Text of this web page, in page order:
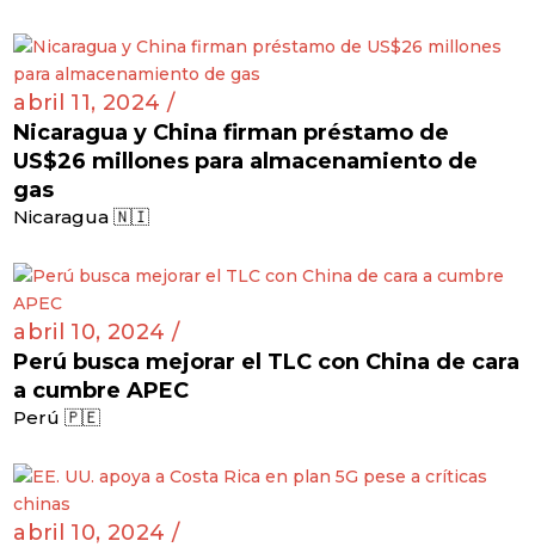
abril 11, 2024 /
Nicaragua y China firman préstamo de
US$26 millones para almacenamiento de
gas
Nicaragua 🇳🇮
abril 10, 2024 /
Perú busca mejorar el TLC con China de cara
a cumbre APEC
Perú 🇵🇪
abril 10, 2024 /